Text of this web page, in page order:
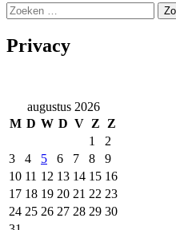
Zoeken
naar:
Privacy
augustus 2026
M D W D V Z
Z
1
2
3
4 5 6 7 8
9
10 11 12 13 14 15 16
17 18 19 20 21 22 23
24 25 26 27 28 29 30